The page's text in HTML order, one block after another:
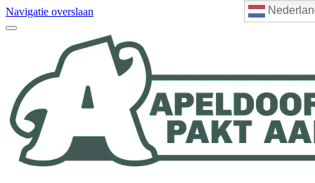
Navigatie overslaan